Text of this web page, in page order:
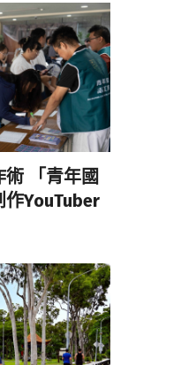
「青年國
作YouTuber